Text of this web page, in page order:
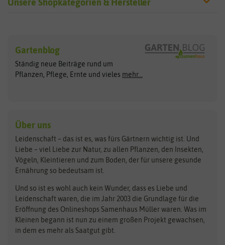
Unsere Shopkategorien & Hersteller
Exotische Samen
Gemüsesamen
Gründünger
Kräutersamen
Obstsamen
Pilzbrut
Rasensamen
Steckzwiebeln
Zimmer & Kübelpflanzen
Kataloge
Schnäppchen
Anzucht & Gartenzubehör
Arche Noah
ASB Greenworld
Benary
Bingenheimer Saatgut
Bionana
BIOWOL
Blumicorn
Bûten Birds
Clever Pots
COMPO
Dürr-Samen
Feldsaaten Freudenberger
Fertil
Flora Elite
Gartenblog
Ständig neue Beiträge rund um
Pflanzen, Pflege, Ernte und vieles mehr...
Über uns
Leidenschaft – das ist es, was fürs Gärtnern wichtig ist. Und
Liebe – viel Liebe zur Natur, zu allen Pflanzen, den Insekten,
Vögeln, Kleintieren und zum Boden, der für unsere gesunde
Ernährung so bedeutsam ist.
Und so ist es wohl auch kein Wunder, dass es Liebe und
Leidenschaft waren, die im Jahr 2003 die Grundlage für die
Eröffnung des Onlineshops Samenhaus Müller waren. Was im
Kleinen begann ist nun zu einem großen Projekt gewachsen,
in dem es mehr als Saatgut gibt.